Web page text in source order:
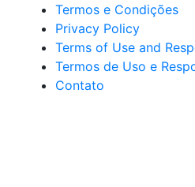
Termos e Condições
Privacy Policy
Terms of Use and
Termos de Uso e
Contato